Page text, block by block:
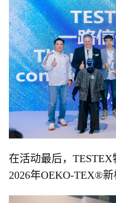
在活动最后，
2026年OEKO-TEX®️新